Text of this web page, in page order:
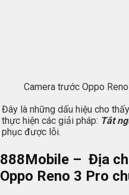
Camera trước Oppo
Đây là những dấu hiệu cho
thực hiện các giải pháp: Tắt
phục được lỗi.
888Mobile – Địa
Oppo Reno 3 Pro